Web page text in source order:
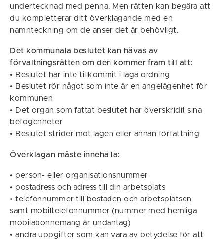
undertecknad med penna. Men rätten kan begära att
du kompletterar ditt överklagande med en
namnteckning om de anser det är behövligt.
Det kommunala beslutet kan hävas av
förvaltningsrätten om den kommer fram till att:
• Beslutet har inte tillkommit i laga ordning
• Beslutet rör något som inte är en angelägenhet för
kommunen
• Det organ som fattat beslutet har överskridit sina
befogenheter
• Beslutet strider mot lagen eller annan författning
Överklagan måste innehålla:
• person- eller organisationsnummer
• postadress och adress till din arbetsplats
• telefonnummer till bostaden och arbetsplatsen
samt mobiltelefonnummer (nummer med hemliga
mobilabonnemang är undantag)
• andra uppgifter som kan vara av betydelse för att